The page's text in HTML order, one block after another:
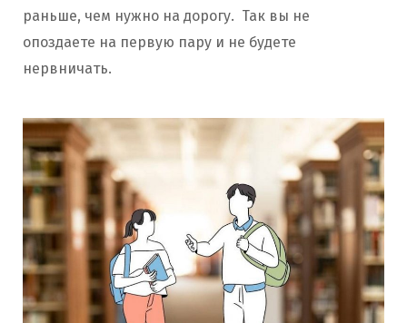
раньше, чем нужно на дорогу. Так вы не
опоздаете на первую пару и не будете
нервничать.